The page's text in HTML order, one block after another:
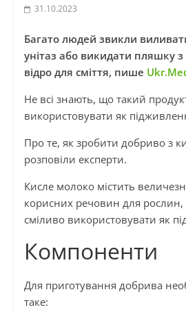
31.10.2023
Багато людей звикли
унітаз або викидати пляшку з
відро для сміття, пише
Не всі знають, що такий
використовувати як
Про те, як зробити добриво з
розповіли експерти.
Кисле молоко містить
корисних речовин для
сміливо використовувати як
Компоненти
Для приготування добрива
таке: